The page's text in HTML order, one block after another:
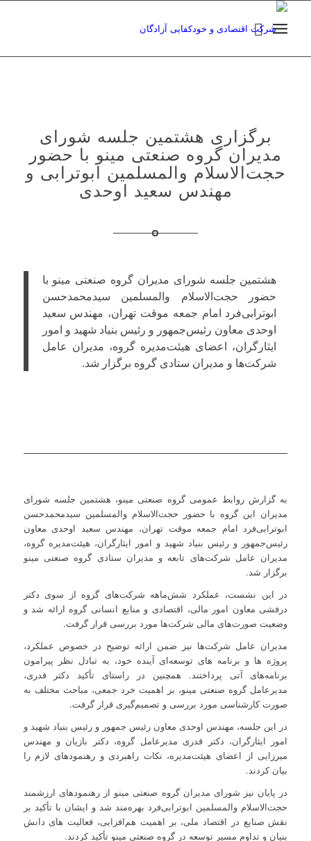
برگزاری هشتمین جلسه شورای
مدیران گروه صنعتی مینو با حضور
حجت‌الاسلام والمسلمین ابوترابی و
مهندس سعید اوحدی
هشتمین جلسه شورای مدیران گروه صنعتی مینو با
حضور حجت‌الاسلام والمسلمین سیدمحمدحسن
ابوترابی‌فرد امام جمعه موقت تهران، مهندس سعید
اوحدی معاون رئیس‌جمهور و رئیس بنیاد شهید و امور
ایثارگران، اعضای هیئت‌مدیره گروه، مدیران عامل
شرکت‌ها و مدیران ستادی گروه برگزار شد.
به گزارش روابط عمومی گروه صنعتی مینو، هشتمین جلسه شورای
مدیران این گروه با حضور حجت‌الاسلام والمسلمین سیدمحمدحسن
ابوترابی‌فرد امام جمعه موقت تهران، مهندس سعید اوحدی معاون
رئیس‌جمهور و رئیس بنیاد شهید و امور ایثارگران، هیئت‌مدیره گروه،
مدیران عامل شرکت‌های تابعه و مدیران ستادی گروه صنعتی مینو
برگزار شد.
در این نشست، عملکرد شش‌ماهه شرکت‌های گروه از سوی دکتر
درفشی معاون امور مالی، اقتصادی و منابع انسانی گروه ارائه شد و
وضعیت صورت‌های مالی شرکت‌ها مورد بررسی قرار گرفت.
مدیران عامل شرکت‌ها نیز ضمن ارائه توضیح در خصوص عملکرد،
پروژه ها و برنامه های توسعه‌ای آینده خود، به تبادل نظر پیرامون
برنامه‌های آتی پرداختند. همچنین در راستای تأکید دکتر قدری،
مدیرعامل گروه صنعتی مینو، بر اهمیت خرد جمعی، مباحث مختلف به
صورت کارشناسی مورد بررسی و تصمیم‌گیری قرار گرفت.
در این جلسه، مهندس اوحدی معاون رئیس جمهور و رئیس بنیاد شهید و
امور ایثارگران، دکتر قدری مدیرعامل گروه، دکتر بازیان و مهندس
میرزایی از اعضای هیئت‌مدیره، نکات راهبردی و رهنمودهای لازم را
بیان کردند.
در پایان نیز شورای مدیران گروه صنعتی مینو از رهنمودهای ارزشمند
حجت‌الاسلام والمسلمین ابوترابی‌فرد بهره‌مند شد و ایشان با تأکید بر
نقش صنایع در اقتصاد ملی، بر اهمیت هم‌افزایی، فعالیت های دانش
بنیان و تداوم مسیر توسعه در گروه صنعتی مینو تأکید کردند.